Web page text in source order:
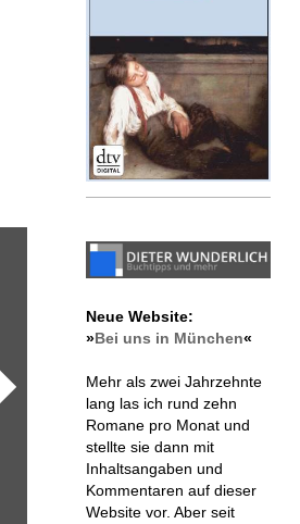
Neue Website:
»Bei uns in München«
Mehr als zwei Jahrzehnte
lang las ich rund zehn
Romane pro Monat und
stellte sie dann mit
Inhaltsangaben und
Kommentaren auf dieser
Website vor. Aber seit